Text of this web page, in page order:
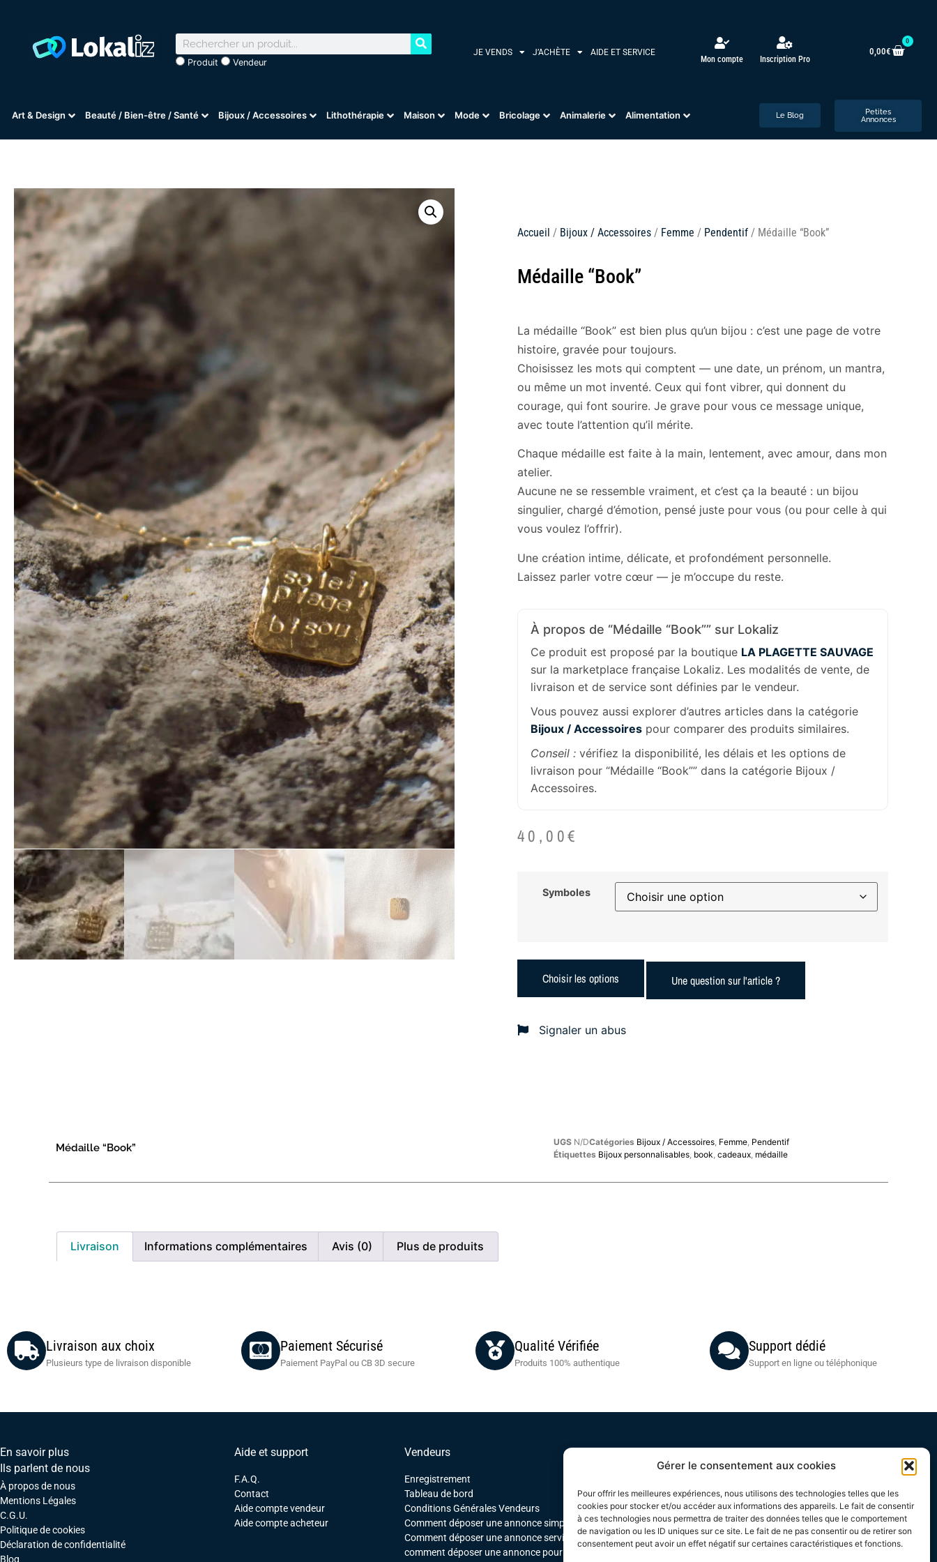
Gérer le consentement aux cookies
Pour offrir les meilleures expériences, nous utilisons des technologies telles que les
cookies pour stocker et/ou accéder aux informations des appareils. Le fait de consentir
à ces technologies nous permettra de traiter des données telles que le comportement
de navigation ou les ID uniques sur ce site. Le fait de ne pas consentir ou de retirer son
consentement peut avoir un effet négatif sur certaines caractéristiques et fonctions.
Produit Vendeur
JE VENDS J’ACHÈTE AIDE ET SERVICE
Mon compte Inscription Pro
0,00€
0
Art & Design Beauté / Bien-être / Santé Bijoux / Accessoires Lithothérapie Maison Mode Bricolage Animalerie Alimentation Le Blog
Petites
Annonces
Accueil / Bijoux / Accessoires / Femme / Pendentif / Médaille “Book”
Médaille “Book”
La médaille “Book” est bien plus qu’un bijou : c’est une page de votre
histoire, gravée pour toujours.
Choisissez les mots qui comptent — une date, un prénom, un mantra,
ou même un mot inventé. Ceux qui font vibrer, qui donnent du
courage, qui font sourire. Je grave pour vous ce message unique,
avec toute l’attention qu’il mérite.
Chaque médaille est faite à la main, lentement, avec amour, dans mon
atelier.
Aucune ne se ressemble vraiment, et c’est ça la beauté : un bijou
singulier, chargé d’émotion, pensé juste pour vous (ou pour celle à qui
vous voulez l’offrir).
Une création intime, délicate, et profondément personnelle.
Laissez parler votre cœur — je m’occupe du reste.
À propos de “Médaille “Book”” sur Lokaliz
Ce produit est proposé par la boutique LA PLAGETTE SAUVAGE
sur la marketplace française Lokaliz. Les modalités de vente, de
livraison et de service sont définies par le vendeur.
Vous pouvez aussi explorer d’autres articles dans la catégorie
Bijoux / Accessoires pour comparer des produits similaires.
Conseil : vérifiez la disponibilité, les délais et les options de
livraison pour “Médaille “Book”” dans la catégorie Bijoux /
Accessoires.
40,00€
Symboles
Choisir les options Une question sur l'article ?
Signaler un abus
Médaille “Book” UGS N/DCatégories Bijoux / Accessoires, Femme, Pendentif
Étiquettes Bijoux personnalisables, book cadeaux, médaille
Livraison Informations complémentaires Avis (0) Plus de produits
Livraison aux choix
Plusieurs type de livraison disponible
Paiement Sécurisé
Paiement PayPal ou CB 3D secure
Qualité Vérifiée
Produits 100% authentique
Support dédié
Support en ligne ou téléphonique
En savoir plus
Ils parlent de nous
À propos de nous
Mentions Légales
C.G.U.
Politique de cookies
Déclaration de confidentialité
Blog
Aide et support
F.A.Q.
Contact
Aide compte vendeur
Aide compte acheteur
Vendeurs
Enregistrement
Tableau de bord
Conditions Générales Vendeurs
Comment déposer une annonce simple
Comment déposer une annonce service
comment déposer une annonce pour un produit téléchargeable
Mes commandes
Conditions Générales Acheteurs